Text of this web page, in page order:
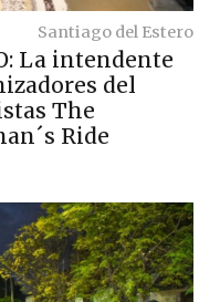
Santiago del Estero
La intendente
del
The
Ride